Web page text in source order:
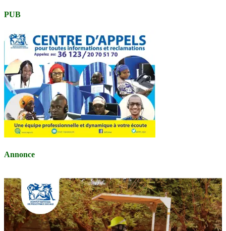
PUB
Annonce